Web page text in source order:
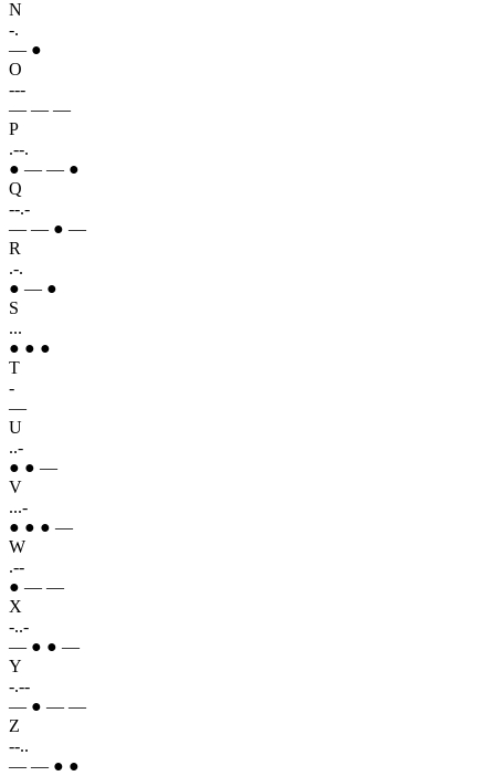
N
-.
— ●
O
---
— — —
P
.--.
● — — ●
Q
--.-
— — ● —
R
.-.
● — ●
S
...
● ● ●
T
-
—
U
..-
● ● —
V
...-
● ● ● —
W
.--
● — —
X
-..-
— ● ● —
Y
-.--
— ● — —
Z
--..
— — ● ●